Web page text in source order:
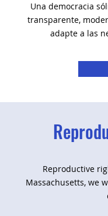
Una democracia
transparente,
adapte a las
Reproductive
Massachusetts, we